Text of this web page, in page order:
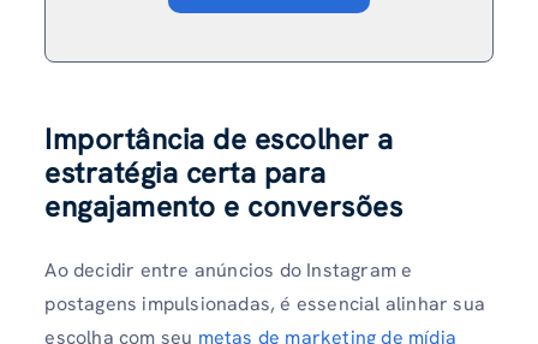
Importância de escolher a
estratégia certa para
engajamento e conversões
Ao decidir entre anúncios do Instagram e
postagens impulsionadas, é essencial alinhar sua
escolha com seu metas de marketing de mídia